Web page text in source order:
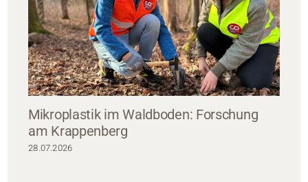
Mikroplastik im Waldboden: Forschung
am Krappenberg
28.07.2026